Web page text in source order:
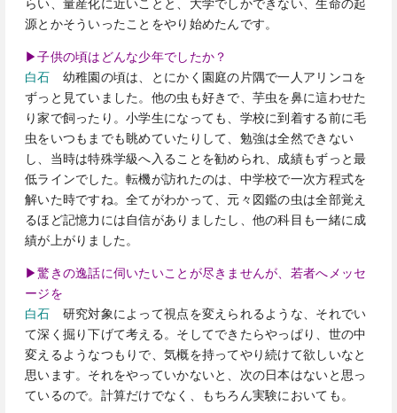
らい、量産化に近いことと、大学でしかできない、生命の起
源とかそういったことをやり始めたんです。
▶子供の頃はどんな少年でしたか？
白石 幼稚園の頃は、とにかく園庭の片隅で一人アリンコを
ずっと見ていました。他の虫も好きで、芋虫を鼻に這わせた
り家で飼ったり。小学生になっても、学校に到着する前に毛
虫をいつもまでも眺めていたりして、勉強は全然できない
し、当時は特殊学級へ入ることを勧められ、成績もずっと最
低ラインでした。転機が訪れたのは、中学校で一次方程式を
解いた時ですね。全てがわかって、元々図鑑の虫は全部覚え
るほど記憶力には自信がありましたし、他の科目も一緒に成
績が上がりました。
▶驚きの逸話に伺いたいことが尽きませんが、若者へメッセ
ージを
白石 研究対象によって視点を変えられるような、それでい
て深く掘り下げて考える。そしてできたらやっぱり、世の中
変えるようなつもりで、気概を持ってやり続けて欲しいなと
思います。それをやっていかないと、次の日本はないと思っ
ているので。計算だけでなく、もちろん実験においても。